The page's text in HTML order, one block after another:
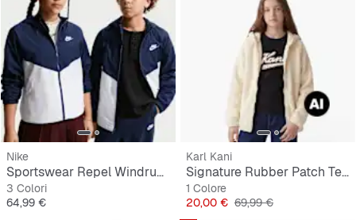
Nike
Sportswear Repel Windrunner Hooded Jacket
3 Colori
Prezzo
64,99 €
Karl Kani
Signature Rubber Patch Teddy Zip Hoodie
1 Colore
Prezzo
20,00 € Prezzo originale
69,99 €